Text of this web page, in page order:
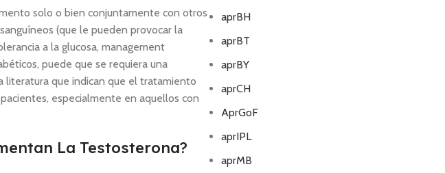
solo o bien conjuntamente con otros
(que le pueden provocar la
a la glucosa, management
puede que se requiera una
literatura que indican que el tratamiento
especialmente en aquellos con
La Testosterona?
aprBH
aprBT
aprBY
aprCH
AprGoF
aprIPL
aprMB